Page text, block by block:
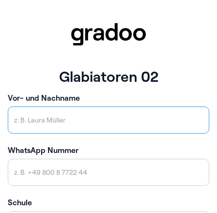
Glabiatoren 02
Vor- und Nachname
WhatsApp Nummer
Schule